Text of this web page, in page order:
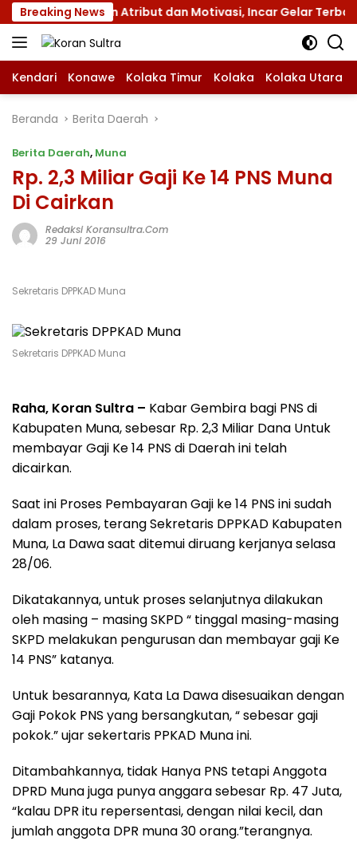
Langsung
ke
konten
Breaking News
XII dengan Atribut dan Motivasi, Incar Gelar Terbaik di
Kendari Konawe Kolaka Timur Kolaka Kolaka Utara
Beranda Berita Daerah
Berita Daerah, Muna
Rp. 2,3 Miliar Gaji Ke 14 PNS Muna
Di Cairkan
Redaksi Koransultra.com
29 Juni 2016
Sekretaris DPPKAD Muna
Sekretaris DPPKAD Muna
Raha, Koran Sultra – Kabar Gembira bagi PNS di
Kabupaten Muna, sebesar Rp. 2,3 Miliar Dana Untuk
membayar Gaji Ke 14 PNS di Daerah ini telah
dicairkan.
Saat ini Proses Pembayaran Gaji ke 14 PNS ini sudah
dalam proses, terang Sekretaris DPPKAD Kabupaten
Muna, La Dawa saat ditemui diruang kerjanya selasa
28/06.
Dikatakannya, untuk proses selanjutnya dilakukan
oleh masing – masing SKPD “ tinggal masing-masing
SKPD melakukan pengurusan dan membayar gaji Ke
14 PNS” katanya.
Untuk besarannya, Kata La Dawa disesuaikan dengan
Gaji Pokok PNS yang bersangkutan, “ sebesar gaji
pokok.” ujar sekertaris PPKAD Muna ini.
Ditambahkannya, tidak Hanya PNS tetapi Anggota
DPRD Muna juga punya anggara sebesar Rp. 47 Juta,
“kalau DPR itu repersentasi, dengan nilai kecil, dan
jumlah anggota DPR muna 30 orang.”terangnya.